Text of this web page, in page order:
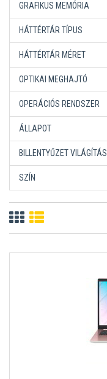
GRAFIKUS MEMÓRIA
HÁTTÉRTÁR TÍPUS
HÁTTÉRTÁR MÉRET
OPTIKAI MEGHAJTÓ
OPERÁCIÓS RENDSZER
ÁLLAPOT
BILLENTYŰZET VILÁGÍTÁS
SZÍN